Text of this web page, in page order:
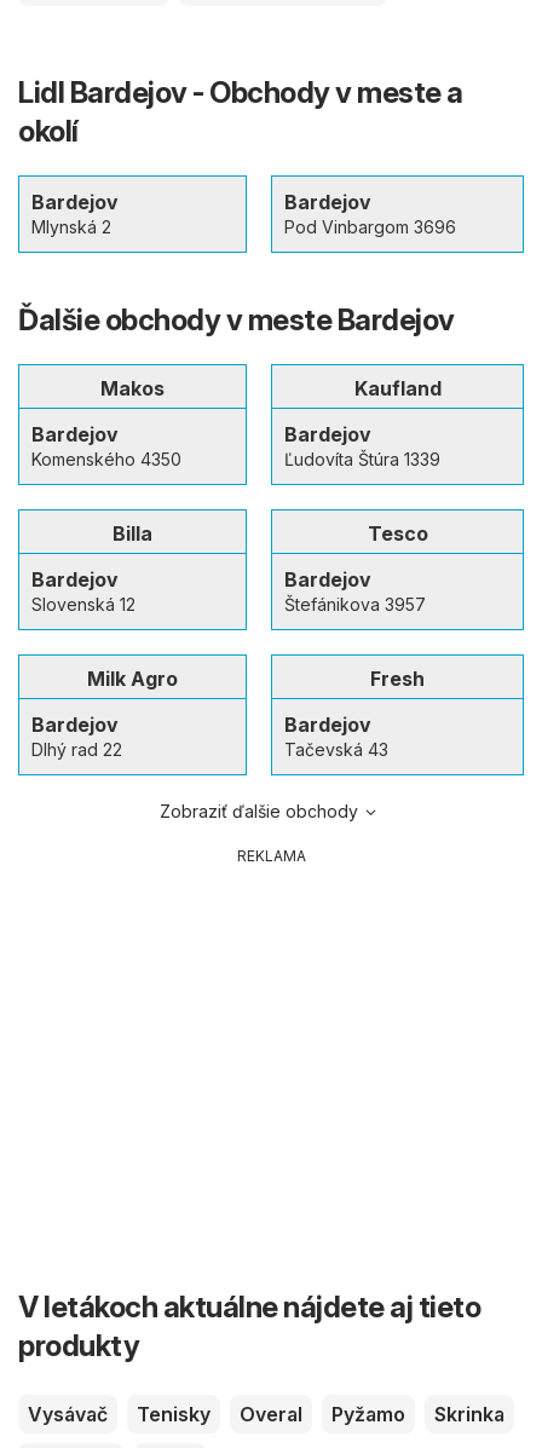
Lidl Bardejov - Obchody v meste a
okolí
Bardejov
Mlynská 2
Bardejov
Pod Vinbargom 3696
Ďalšie obchody v meste Bardejov
Makos
Bardejov
Komenského 4350
Kaufland
Bardejov
Ľudovíta Štúra 1339
Billa
Bardejov
Slovenská 12
Tesco
Bardejov
Štefánikova 3957
Milk Agro
Bardejov
Dlhý rad 22
Fresh
Bardejov
Tačevská 43
Zobraziť ďalšie obchody
REKLAMA
V letákoch aktuálne nájdete aj tieto
produkty
Vysávač Tenisky Overal Pyžamo
Skrinka